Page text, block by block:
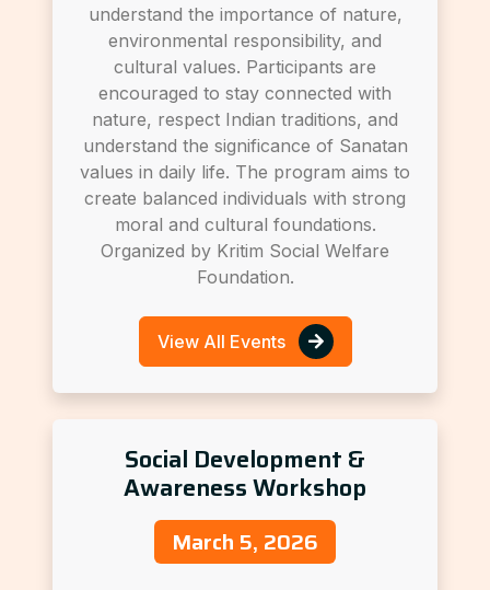
understand the importance of nature,
environmental responsibility, and
cultural values. Participants are
encouraged to stay connected with
nature, respect Indian traditions, and
understand the significance of Sanatan
values in daily life. The program aims to
create balanced individuals with strong
moral and cultural foundations.
Organized by Kritim Social Welfare
Foundation.
View All Events
Social Development &
Awareness Workshop
March 5, 2026